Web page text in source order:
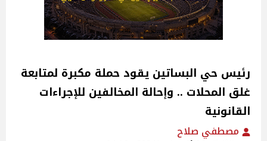
رئيس حي البساتين يقود حملة مكبرة لمتابعة
غلق المحلات .. وإحالة المخالفين للإجراءات
القانونية‎
مصطفي صلاح